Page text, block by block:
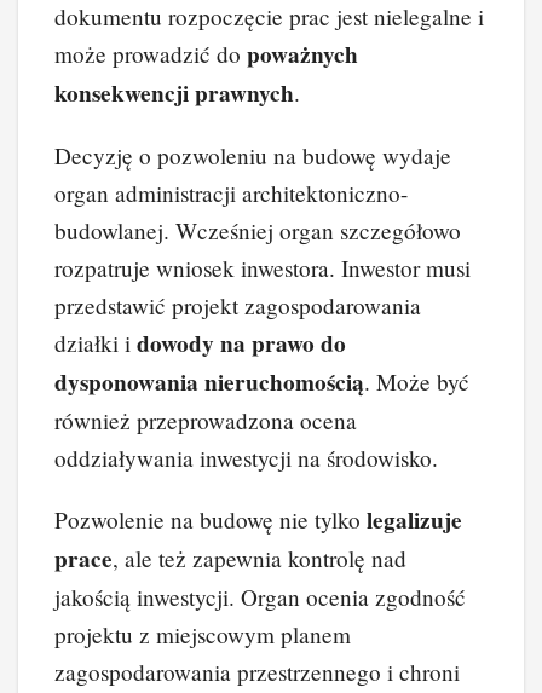
dokumentu rozpoczęcie prac jest nielegalne i
może prowadzić do poważnych
konsekwencji prawnych.
Decyzję o pozwoleniu na budowę wydaje
organ administracji architektoniczno-
budowlanej. Wcześniej organ szczegółowo
rozpatruje wniosek inwestora. Inwestor musi
przedstawić projekt zagospodarowania
działki i dowody na prawo do
dysponowania nieruchomością. Może być
również przeprowadzona ocena
oddziaływania inwestycji na środowisko.
Pozwolenie na budowę nie tylko legalizuje
prace, ale też zapewnia kontrolę nad
jakością inwestycji. Organ ocenia zgodność
projektu z miejscowym planem
zagospodarowania przestrzennego i chroni